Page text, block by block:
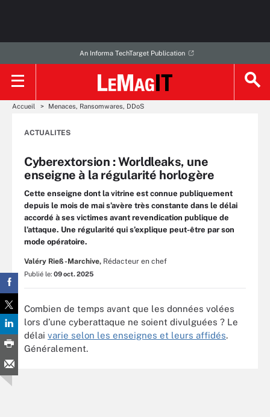
An Informa TechTarget Publication
Accueil Menaces, Ransomwares, DDoS
ACTUALITES
Cyberextorsion : Worldleaks, une
enseigne à la régularité horlogère
Cette enseigne dont la vitrine est connue publiquement
depuis le mois de mai s’avère très constante dans le délai
accordé à ses victimes avant revendication publique de
l’attaque. Une régularité qui s’explique peut-être par son
mode opératoire.
Valéry Rieß-Marchive, Rédacteur en chef
Publié le: 09 oct. 2025
Combien de temps avant que les données volées
lors d’une cyberattaque ne soient divulguées ? Le
délai varie selon les enseignes et leurs affidés.
Généralement.